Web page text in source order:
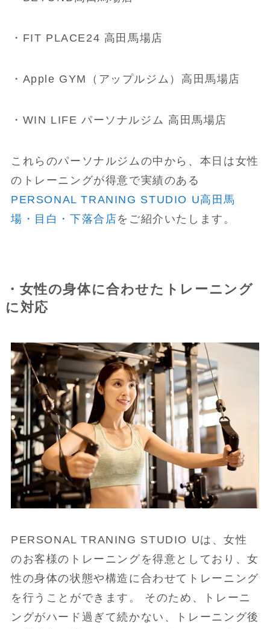
・FIT PLACE24 高田馬場店
・Apple GYM（アップルジム）高田馬場店
・WIN LIFE パーソナルジム 高田馬場店
これらのパーソナルジムの中から、本日は女性
のトレーニングが得意で実績のある
PERSONAL TRANING STUDIO U高田馬
場・目白・下落合店をご紹介いたします。
・女性の身体に合わせたトレーニング
に対応
PERSONAL TRANING STUDIO Uは、女性
のお客様のトレーニングを得意としており、女
性の身体の状態や構造に合わせてトレーニング
を行うことができます。 そのため、トレーニ
ングがハード過ぎて続かない、トレーニング後